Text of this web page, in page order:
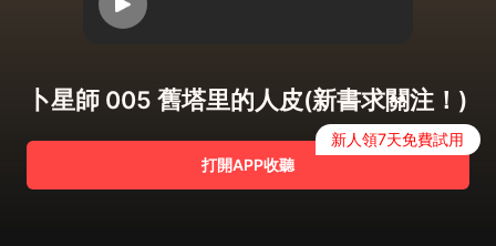
卜星師 005 舊塔里的人皮(新書求關注！)
打開APP收聽
新人領7天免費試用